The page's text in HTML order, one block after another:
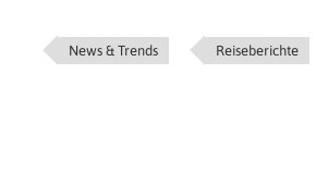
News & Trends Reiseberichte